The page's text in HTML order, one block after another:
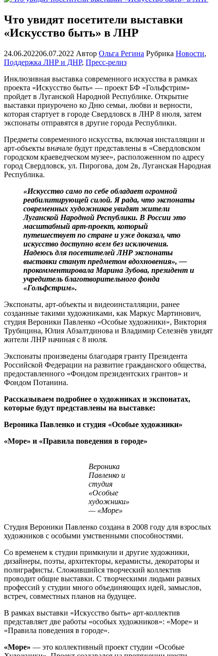
Что увидят посетители выставки
«Искусство быть» в ЛНР
24.06.202206.07.2022 Автор Ольга Регина Рубрика Новости,
Поддержка ЛНР и ДНР, Пресс-релиз
Инклюзивная выставка современного искусства в рамках
проекта «Искусство быть» — проект БФ «Гольфстрим»
пройдет в Луганской Народной Республике. Открытие
выставки приурочено ко Дню семьи, любви и верности,
которая стартует в городе Свердловск в ЛНР 8 июля, затем
экспонаты отправятся в другие города Республики.
Предметы современного искусства, включая инсталляции и
арт-объекты вначале будут представлены в «Свердловском
городском краеведческом музее», расположенном по адресу
город Свердловск, ул. Пирогова, дом 2в, Луганская Народная
Республика.
«Искусство само по себе обладает огромной
реабилитирующей силой. Я рада, что экспонаты
современных художников увидят жители
Луганской Народной Республики. В России это
масштабный арт-проект, который
путешествует по стране и уже доказал, что
искусство доступно всем без исключения.
Надеюсь для посетителей ЛНР экспонаты
выставки станут предметом вдохновения», —
прокомментировала Марина Зубова, президент и
учредитель благотворительного фонда
«Гольфстрим».
Экспонаты, арт-объекты и видеоинсталляции, ранее
созданные такими художниками, как Маркус Мартинович,
студия Вероники Павленко «Особые художники», Виктория
Трубицина, Юлия Абзалтдинова и Владимир Селезнёв увидят
жители ЛНР начиная с 8 июля.
Экспонаты произведены благодаря гранту Президента
Российской Федерации на развитие гражданского общества,
предоставленного «Фондом президентских грантов» и
Фондом Потанина.
Рассказываем подробнее о художниках и экспонатах,
которые будут представлены на выставке:
Вероника Павленко и студия «Особые художники»
«Море» и «Правила поведения в городе»
Вероника
Павленко и
студия
«Особые
художники»
— «Море»
Студия Вероники Павленко создана в 2008 году для взрослых
художников с особыми умственными способностями.
Со временем к студии примкнули и другие художники,
дизайнеры, поэты, архитекторы, керамисты, декораторы и
полиграфисты. Сложившийся творческий коллектив
проводит общие выставки. С творческими людьми разных
профессий у студии много объединяющих идей, замыслов,
встреч, совместных планов на будущее.
В рамках выставки «Искусство быть» арт-коллектив
представляет две работы «особых художников»: «Море» и
«Правила поведения в городе».
«Море» — это коллективный проект студии «Особые